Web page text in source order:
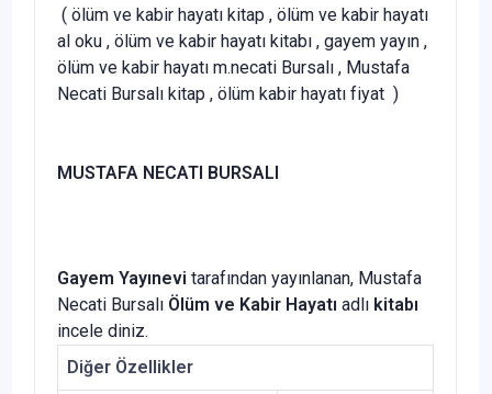
( ölüm ve kabir hayatı kitap , ölüm ve kabir hayatı
al oku , ölüm ve kabir hayatı kitabı , gayem yayın ,
ölüm ve kabir hayatı m.necati Bursalı , Mustafa
Necati Bursalı kitap , ölüm kabir hayatı fiyat )
MUSTAFA NECATI BURSALI
Gayem Yayınevi tarafından yayınlanan, Mustafa
Necati Bursalı Ölüm ve Kabir Hayatı adlı kitabı
incele diniz.
Diğer Özellikler